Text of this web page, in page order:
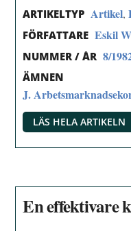
ARTIKELTYP Artikel,
FÖRFATTARE Eskil
NUMMER / ÅR 8/
ÄMNEN
J.
LÄS HELA ARTIKELN
En effektivare